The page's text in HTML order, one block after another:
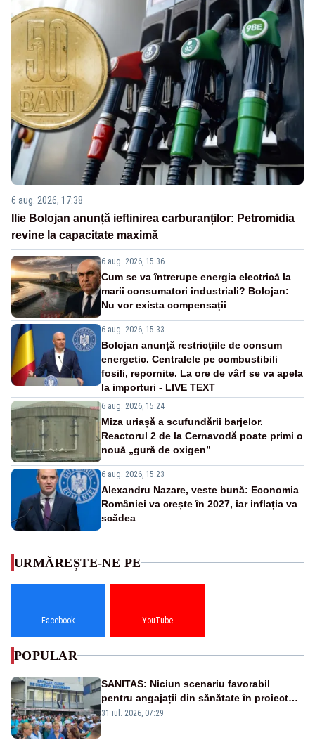
6 aug. 2026, 17:38
Ilie Bolojan anunță ieftinirea carburanților: Petromidia
revine la capacitate maximă
6 aug. 2026, 15:36
Cum se va întrerupe energia electrică la
marii consumatori industriali? Bolojan:
Nu vor exista compensații
6 aug. 2026, 15:33
Bolojan anunță restricțiile de consum
energetic. Centralele pe combustibili
fosili, repornite. La ore de vârf se va apela
la importuri - LIVE TEXT
6 aug. 2026, 15:24
Miza uriașă a scufundării barjelor.
Reactorul 2 de la Cernavodă poate primi o
nouă „gură de oxigen”
6 aug. 2026, 15:23
Alexandru Nazare, veste bună: Economia
României va crește în 2027, iar inflația va
scădea
URMĂREȘTE-NE PE
Facebook YouTube
POPULAR
SANITAS: Niciun scenariu favorabil
pentru angajații din sănătate în proiectul
Legii salarizării
31 iul. 2026, 07:29